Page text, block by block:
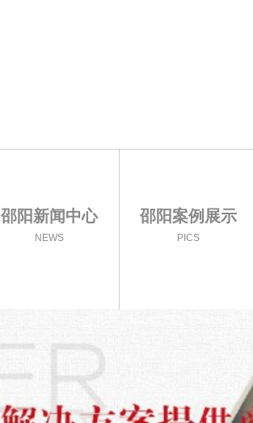
邵阳新闻中心
NEWS
邵阳案例展示
PICS